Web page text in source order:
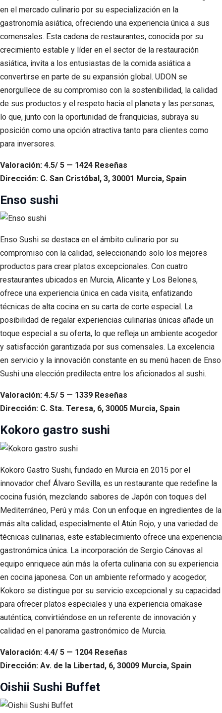
en el mercado culinario por su especialización en la
gastronomía asiática, ofreciendo una experiencia única a sus
comensales. Esta cadena de restaurantes, conocida por su
crecimiento estable y líder en el sector de la restauración
asiática, invita a los entusiastas de la comida asiática a
convertirse en parte de su expansión global. UDON se
enorgullece de su compromiso con la sostenibilidad, la calidad
de sus productos y el respeto hacia el planeta y las personas,
lo que, junto con la oportunidad de franquicias, subraya su
posición como una opción atractiva tanto para clientes como
para inversores.
Valoración: 4.5/ 5 — 1424 Reseñas
Dirección: C. San Cristóbal, 3, 30001 Murcia, Spain
Enso sushi
Enso Sushi se destaca en el ámbito culinario por su
compromiso con la calidad, seleccionando solo los mejores
productos para crear platos excepcionales. Con cuatro
restaurantes ubicados en Murcia, Alicante y Los Belones,
ofrece una experiencia única en cada visita, enfatizando
técnicas de alta cocina en su carta de corte especial. La
posibilidad de regalar experiencias culinarias únicas añade un
toque especial a su oferta, lo que refleja un ambiente acogedor
y satisfacción garantizada por sus comensales. La excelencia
en servicio y la innovación constante en su menú hacen de Enso
Sushi una elección predilecta entre los aficionados al sushi.
Valoración: 4.5/ 5 — 1339 Reseñas
Dirección: C. Sta. Teresa, 6, 30005 Murcia, Spain
Kokoro gastro sushi
Kokoro Gastro Sushi, fundado en Murcia en 2015 por el
innovador chef Álvaro Sevilla, es un restaurante que redefine la
cocina fusión, mezclando sabores de Japón con toques del
Mediterráneo, Perú y más. Con un enfoque en ingredientes de la
más alta calidad, especialmente el Atún Rojo, y una variedad de
técnicas culinarias, este establecimiento ofrece una experiencia
gastronómica única. La incorporación de Sergio Cánovas al
equipo enriquece aún más la oferta culinaria con su experiencia
en cocina japonesa. Con un ambiente reformado y acogedor,
Kokoro se distingue por su servicio excepcional y su capacidad
para ofrecer platos especiales y una experiencia omakase
auténtica, convirtiéndose en un referente de innovación y
calidad en el panorama gastronómico de Murcia.
Valoración: 4.4/ 5 — 1204 Reseñas
Dirección: Av. de la Libertad, 6, 30009 Murcia, Spain
Oishii Sushi Buffet